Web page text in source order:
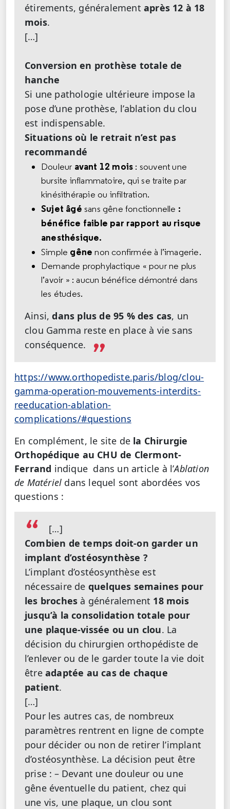
étirements, généralement après 12 à 18
mois.
[…]
Conversion en prothèse totale de
hanche
Si une pathologie ultérieure impose la
pose d’une prothèse, l’ablation du clou
est indispensable.
Situations où le retrait n’est pas
recommandé
Douleur avant 12 mois : souvent une
bursite inflammatoire, qui se traite par
kinésithérapie ou infiltration.
Sujet âgé sans gêne fonctionnelle :
bénéfice faible par rapport au risque
anesthésique.
Simple gêne non confirmée à l’imagerie.
Demande prophylactique « pour ne plus
l’avoir » : aucun bénéfice démontré dans
les études.
Ainsi,dans plus de 95 % des cas, un
clou Gamma reste en place à vie sans
conséquence.
https://www.orthopediste.paris/blog/clou-
gamma-operation-mouvements-interdits-
reeducation-ablation-
complications/#questions
En complément, le site de la Chirurgie
Orthopédique au CHU de Clermont-
Ferrand indique dans un article à l’Ablation
de Matériel dans lequel sont abordées vos
questions :
[…]
Combien de temps doit-on garder un
implant d’ostéosynthèse ?
L’implant d’ostéosynthèse est
nécessaire de quelques semaines pour
les broches à généralement 18 mois
jusqu’à la consolidation totale pour
une plaque-vissée ou un clou. La
décision du chirurgien orthopédiste de
l’enlever ou de le garder toute la vie doit
être adaptée au cas de chaque
patient.
[…]
Pour les autres cas, de nombreux
paramètres rentrent en ligne de compte
pour décider ou non de retirer l’implant
d’ostéosynthèse. La décision peut être
prise : – Devant une douleur ou une
gêne éventuelle du patient, chez qui
une vis, une plaque, un clou sont